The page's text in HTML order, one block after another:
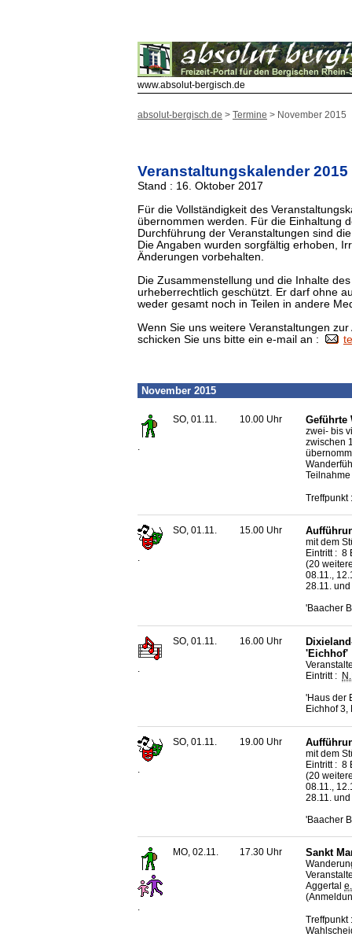
www.absolut-bergisch.de
absolut-bergisch.de > Termine > November 2015
Veranstaltungskalender 2015
Stand : 16. Oktober 2017
Für die Vollständigkeit des
übernommen werden. Für die Einhaltung
Durchführung der Veranstaltungen sind
Die Angaben wurden sorgfältig erhoben,
Änderungen vorbehalten.
Die Zusammenstellung und die Inhalte
urheberrechtlich geschützt. Er darf ohne
weder gesamt noch in Teilen in andere
Wenn Sie uns weitere Veranstaltungen
schicken Sie uns bitte ein e-mail an :
November 2015
.
SO, 01.11. 10.00 Uhr Geführte
zwei- bis
zwischen
Treffpunkt
.
SO, 01.11. 15.00 Uhr
mit dem
Eintritt : 8
(20
08.11.,
28.11.
'Baacher
SO, 01.11. 16.00 Uhr
'Eichhof'
Eintritt :
'Haus der
Eichhof 3,
SO, 01.11. 19.00 Uhr
mit dem
Eintritt : 8
(20
08.11.,
28.11.
'Baacher
.
MO, 02.11. 17.30 Uhr Sankt
Aggertal
Treffpunkt